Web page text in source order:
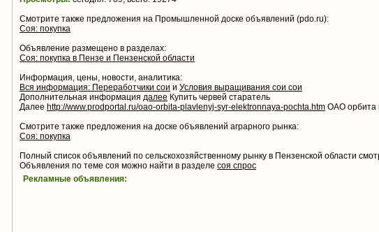
Смотрите также предложения на Промышленной доске объявлений (pdo.ru):
Соя: покупка
Объявление размещено в разделах:
Соя: покупка в Пензе и Пензенской области
Информация, цены, новости, аналитика:
Вся информация: Переработчики сои и Условия выращивания сои сои
Дополнительная информация далее Купить червей старатель
Далее http://www.prodportal.ru/oao-orbita-plavlenyj-syr-elektronnaya-pochta.htm ОАО орбита
Смотрите также предложения на доске объявлений аграрного рынка:
Соя: покупка
Полный список объявлений по сельскохозяйственному рынку в Пензенской области
Объявления по теме соя можно найти в разделе соя спрос
Рекламные объявления: